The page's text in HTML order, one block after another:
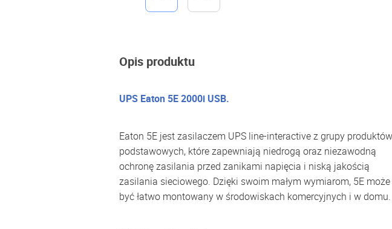
Opis produktu
UPS Eaton 5E 2000i USB.
Eaton 5E jest zasilaczem UPS line-interactive z grupy produktów
podstawowych, które zapewniają niedrogą oraz niezawodną
ochronę zasilania przed zanikami napięcia i niską jakością
zasilania sieciowego. Dzięki swoim małym wymiarom, 5E może
być łatwo montowany w środowiskach komercyjnych i w domu.